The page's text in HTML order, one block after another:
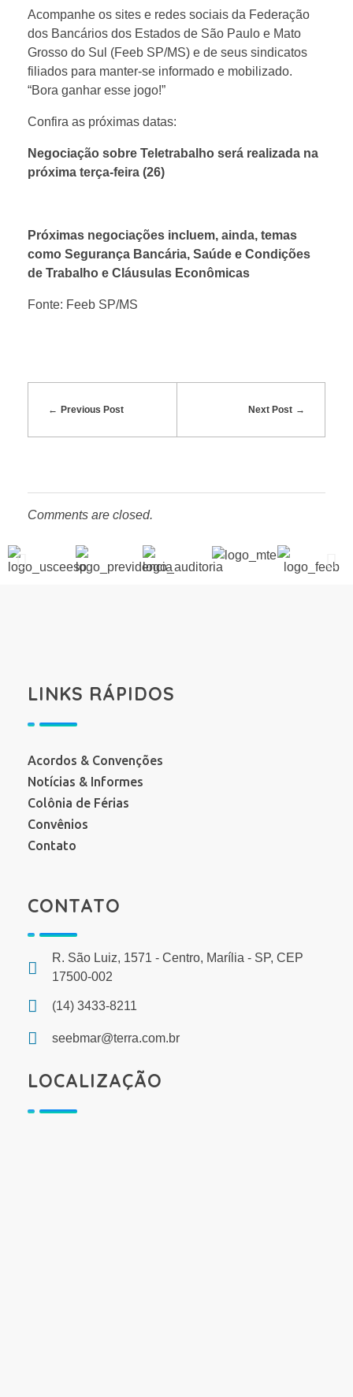
Acompanhe os sites e redes sociais da Federação
dos Bancários dos Estados de São Paulo e Mato
Grosso do Sul (Feeb SP/MS) e de seus sindicatos
filiados para manter-se informado e mobilizado.
“Bora ganhar esse jogo!”
Confira as próximas datas:
Negociação sobre Teletrabalho será realizada na
próxima terça-feira (26)
Próximas negociações incluem, ainda, temas
como Segurança Bancária, Saúde e Condições
de Trabalho e Cláusulas Econômicas
Fonte: Feeb SP/MS
Previous Post Next Post
Comments are closed.
LINKS RÁPIDOS
Acordos & Convenções
Notícias & Informes
Colônia de Férias
Convênios
Contato
CONTATO
R. São Luiz, 1571 - Centro, Marília - SP, CEP
17500-002
(14) 3433-8211
seebmar@terra.com.br
LOCALIZAÇÃO